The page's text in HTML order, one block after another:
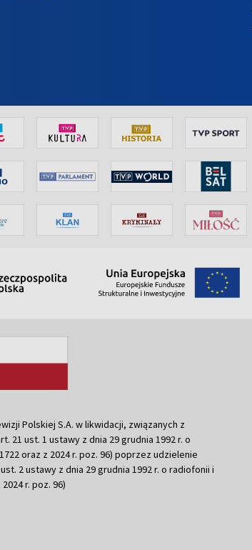
Polskiej S.A. w likwidacji, związanych z
21 ust. 1 ustawy z dnia 29 grudnia 1992 r. o
oraz z 2024 r. poz. 96) poprzez udzielenie
2 ustawy z dnia 29 grudnia 1992 r. o radiofonii i
r. poz. 96)